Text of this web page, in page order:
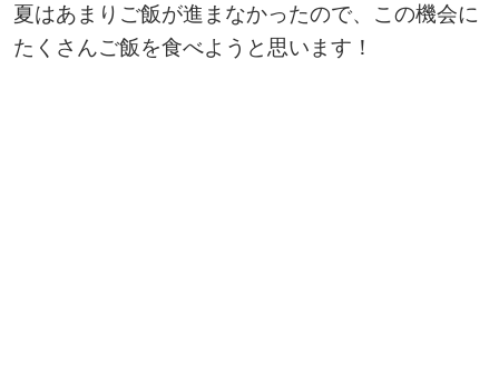
夏はあまりご飯が進まなかったので、この機会に
たくさんご飯を食べようと思います！